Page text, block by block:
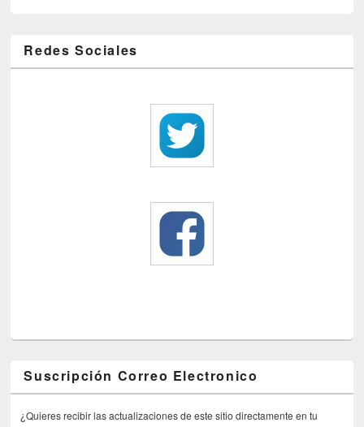
Redes Sociales
Suscripción Correo Electronico
¿Quieres recibir las actualizaciones de este sitio directamente en tu